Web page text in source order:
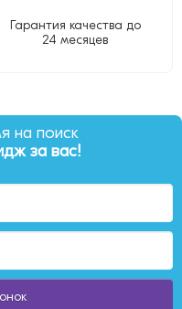
Гарантия качества до
24 месяцев
на поиск
за вас!